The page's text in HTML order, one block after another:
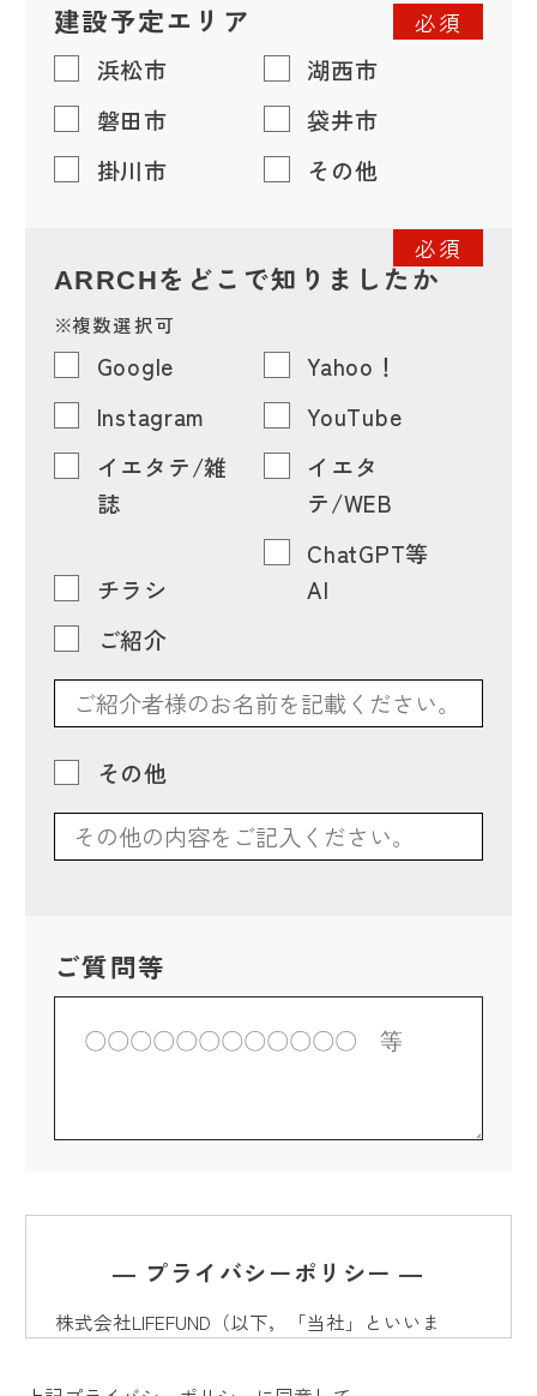
建設予定エリア 必須
浜松市
湖西市
磐田市
袋井市
掛川市
その他
ARRCHをどこで知りましたか
必須
※複数選択可
Google
Yahoo！
Instagram
YouTube
イエタテ/雑
誌
イエタ
テ/WEB
チラシ
ChatGPT等
AI
ご紹介
その他
ご質問等
― プライバシーポリシー ―
株式会社LIFEFUND（以下，「当社」といいま